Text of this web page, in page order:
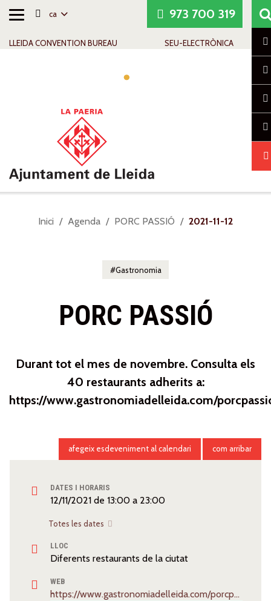
Alternar
ca
LLEIDA CONVENTION BUREAU SEU-ELECTRÒNICA
973 700 319
Sou
Inici Agenda PORC PASSIÓ 2021-11-12
Gastronomia
PORC PASSIÓ
Durant tot el mes de novembre. Consulta els
40 restaurants adherits a:
https://www.gastronomiadelleida.com/
DATES I HORARIS
12/11/2021 de 13:00 a 23:00
Totes les dates
LLOC
Diferents restaurants de la ciutat
WEB
https://www.gastronomiadelleida.com/porcpassio/
afegeix esdeveniment al calendari com arribar